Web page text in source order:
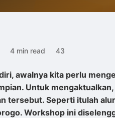
4 min read 43
awalnya kita perlu
Untuk
tersebut. Seperti itulah
Workshop ini